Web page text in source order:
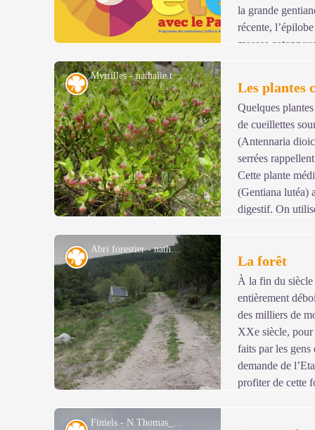
Voir l'image en plein écran
la grande
récente,
masses
Myrtilles - nathalie.thomas
Voir l'image en plein écran
Flore Les plantes
Quelques
de cueillettes
(Antennaria
serrées
Cette plante
(Gentiana lutéa)
digestif. On
constituait un revenu non négligeable pour les
outre de nombreuses qualités (astringentes, toniques,
Abri forestier - nathalie.thomas
Flore La forêt
À la fin du siècle
entièrement
des milliers de
XXe siècle, pour
faits par les gens
demande de
profiter de cette
À partir de 1964, de gros chantiers de reboisement ont
Finiels - N.Thomas_pnc